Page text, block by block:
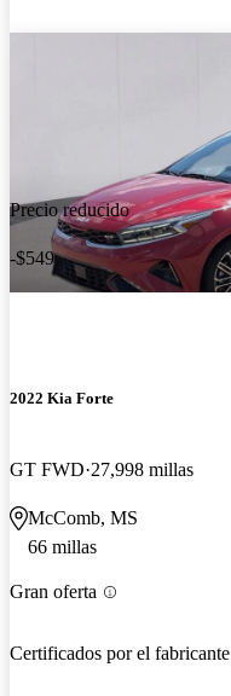
Precio reducido
-$549
2022 Kia Forte
GT FWD 27,998 millas
McComb, MS
66 millas
Gran oferta
Certificados por el fabricante